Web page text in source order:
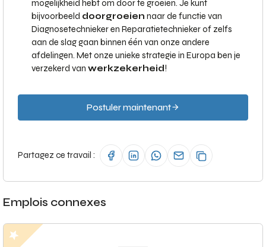
mogelijkheid hebt om door te groeien. Je kunt
bijvoorbeeld doorgroeien naar de functie van
Diagnosetechnieker en Reparatietechnieker of zelfs
aan de slag gaan binnen één van onze andere
afdelingen. Met onze unieke strategie in Europa ben je
verzekerd van werkzekerheid!
Postuler maintenant
Partagez ce travail :
Emplois connexes